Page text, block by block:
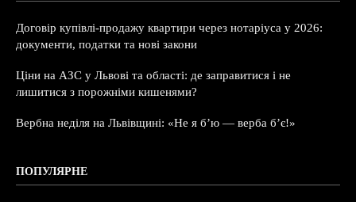
Договір купівлі-продажу квартири через нотаріуса у 2026:
документи, податки та нові закони
Ціни на АЗС у Львові та області: де заправитися і не
лишитися з порожніми кишенями?
Вербна неділя на Львівщині: «Не я б’ю — верба б’є!»
ПОПУЛЯРНЕ